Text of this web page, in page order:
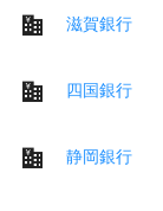
滋賀銀行
四国銀行
静岡銀行